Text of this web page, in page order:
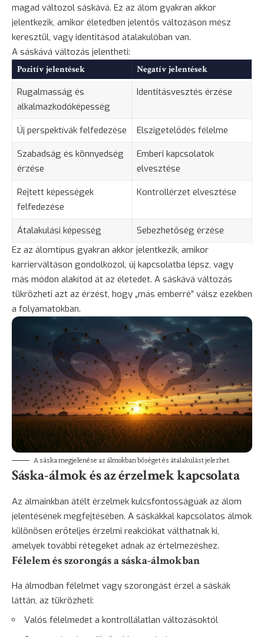
magad változol sáskává. Ez az álom gyakran akkor
jelentkezik, amikor életedben jelentős változáson mész
keresztül, vagy identitásod átalakulóban van.
A sáskává változás jelentheti:
Pozitív jelentések Negatív jelentések
Rugalmasság és
alkalmazkodóképesség
Identitásvesztés érzése
Új perspektívák felfedezése
Elszigetelődés félelme
Szabadság és könnyedség
érzése
Emberi kapcsolatok
elvesztése
Rejtett képességek
felfedezése
Kontrollérzet elvesztése
Átalakulási képesség
Sebezhetőség érzése
Ez az álomtípus gyakran akkor jelentkezik, amikor
karrierváltáson gondolkozol, új kapcsolatba lépsz, vagy
más módon alakítod át az életedet. A sáskává változás
tükrözheti azt az érzést, hogy „más emberré” válsz ezekben
a folyamatokban.
A sáska megjelenése az álmokban bőséget és átalakulást jelezhet.
Sáska-álmok és az érzelmek kapcsolata
Az álmainkban átélt érzelmek kulcsfontosságúak az álom
jelentésének megfejtésében. A sáskákkal kapcsolatos álmok
különösen erőteljes érzelmi reakciókat válthatnak ki,
amelyek további rétegeket adnak az értelmezéshez.
Félelem és szorongás a sáska-álmokban
Ha álmodban félelmet vagy szorongást érzel a sáskák
láttán, az tükrözheti:
Valós félelmedet a kontrollálatlan változásoktól